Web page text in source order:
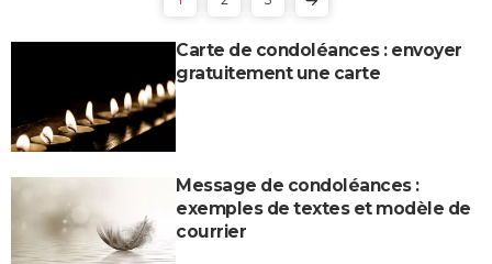
Carte de condoléances : envoyer
gratuitement une carte
Message de condoléances :
exemples de textes et modèle de
courrier